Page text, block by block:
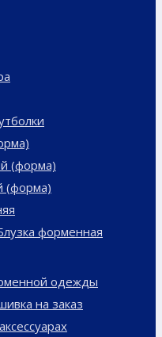
(форма)
(форма)
форменная
одежды
на заказ